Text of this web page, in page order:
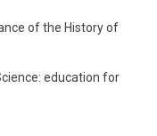
of the History of
education for